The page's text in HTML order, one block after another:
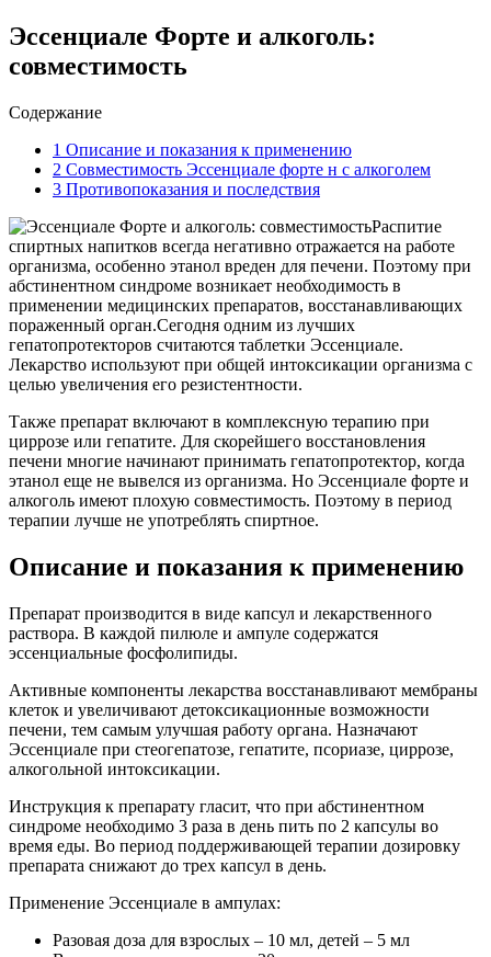
Эссенциале Форте и алкоголь:
совместимость
Содержание
1 Описание и показания к применению
2 Совместимость Эссенциале форте н с алкоголем
3 Противопоказания и последствия
Распитие
спиртных напитков всегда негативно отражается на работе
организма, особенно этанол вреден для печени. Поэтому при
абстинентном синдроме возникает необходимость в
применении медицинских препаратов, восстанавливающих
пораженный орган.Сегодня одним из лучших
гепатопротекторов считаются таблетки Эссенциале.
Лекарство используют при общей интоксикации организма с
целью увеличения его резистентности.
Также препарат включают в комплексную терапию при
циррозе или гепатите. Для скорейшего восстановления
печени многие начинают принимать гепатопротектор, когда
этанол еще не вывелся из организма. Но Эссенциале форте и
алкоголь имеют плохую совместимость. Поэтому в период
терапии лучше не употреблять спиртное.
Описание и показания к применению
Препарат производится в виде капсул и лекарственного
раствора. В каждой пилюле и ампуле содержатся
эссенциальные фосфолипиды.
Активные компоненты лекарства восстанавливают мембраны
клеток и увеличивают детоксикационные возможности
печени, тем самым улучшая работу органа. Назначают
Эссенциале при стеогепатозе, гепатите, псориазе, циррозе,
алкогольной интоксикации.
Инструкция к препарату гласит, что при абстинентном
синдроме необходимо 3 раза в день пить по 2 капсулы во
время еды. Во период поддерживающей терапии дозировку
препарата снижают до трех капсул в день.
Применение Эссенциале в ампулах:
Разовая доза для взрослых – 10 мл, детей – 5 мл